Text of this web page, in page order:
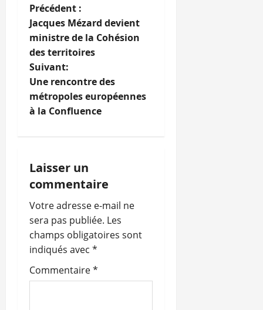
N
a
v
i
g
t
i
o
n
d
’
Précédent :
Jacques Mézard devient
ministre de la Cohésion
des territoires
Suivant:
Une rencontre des
métropoles européennes
à la Confluence
Laisser un
commentaire
Votre adresse e-mail ne
sera pas publiée. Les
champs obligatoires sont
indiqués avec *
Commentaire*